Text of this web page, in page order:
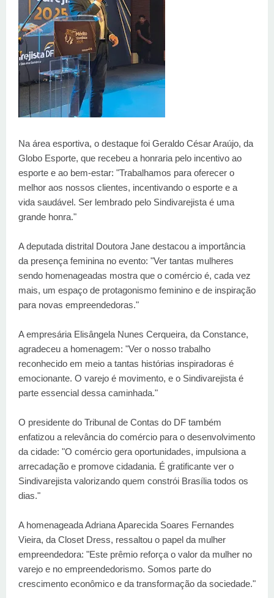
Na área esportiva, o destaque foi Geraldo César Araújo, da
Globo Esporte, que recebeu a honraria pelo incentivo ao
esporte e ao bem-estar: "Trabalhamos para oferecer o
melhor aos nossos clientes, incentivando o esporte e a
vida saudável. Ser lembrado pelo Sindivarejista é uma
grande honra."
A deputada distrital Doutora Jane destacou a importância
da presença feminina no evento: "Ver tantas mulheres
sendo homenageadas mostra que o comércio é, cada vez
mais, um espaço de protagonismo feminino e de inspiração
para novas empreendedoras."
A empresária Elisângela Nunes Cerqueira, da Constance,
agradeceu a homenagem: "Ver o nosso trabalho
reconhecido em meio a tantas histórias inspiradoras é
emocionante. O varejo é movimento, e o Sindivarejista é
parte essencial dessa caminhada."
O presidente do Tribunal de Contas do DF também
enfatizou a relevância do comércio para o desenvolvimento
da cidade: "O comércio gera oportunidades, impulsiona a
arrecadação e promove cidadania. É gratificante ver o
Sindivarejista valorizando quem constrói Brasília todos os
dias."
A homenageada Adriana Aparecida Soares Fernandes
Vieira, da Closet Dress, ressaltou o papel da mulher
empreendedora: "Este prêmio reforça o valor da mulher no
varejo e no empreendedorismo. Somos parte do
crescimento econômico e da transformação da sociedade."